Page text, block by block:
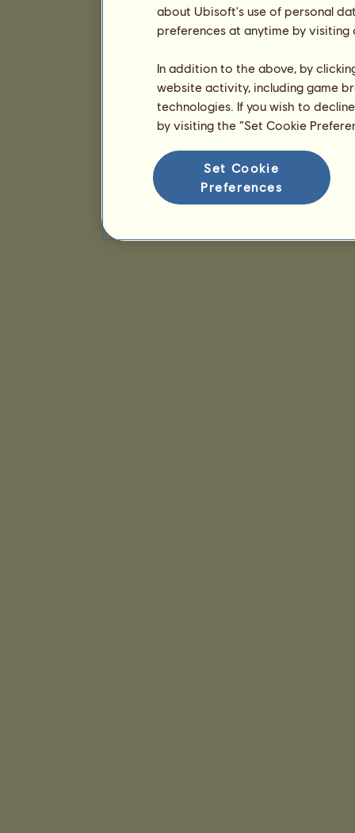
about Ubisoft's use of personal
preferences at anytime by
In addition to the above, by
website activity, including game
technologies. If you wish to
by visiting the “Set Cookie
Set Cookie
Preferences